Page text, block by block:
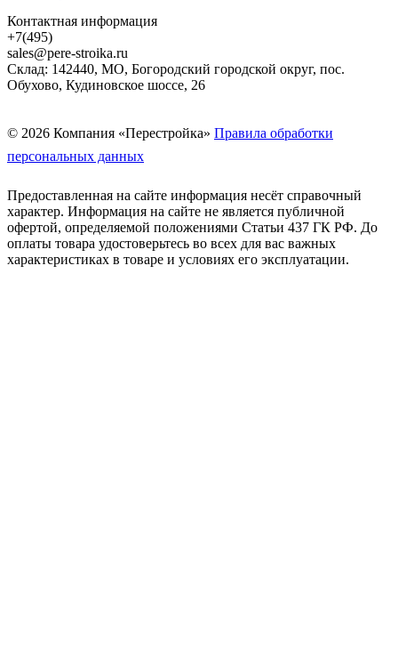
Контактная информация
+7(495)
sales@pere-stroika.ru
Склад: 142440, МО, Богородский городской округ, пос.
Обухово, Кудиновское шоссе, 26
© 2026 Компания «Перестройка» Правила обработки
персональных данных
Предоставленная на сайте информация несёт справочный
характер. Информация на сайте не является публичной
офертой, определяемой положениями Статьи 437 ГК РФ. До
оплаты товара удостоверьтесь во всех для вас важных
характеристиках в товаре и условиях его эксплуатации.